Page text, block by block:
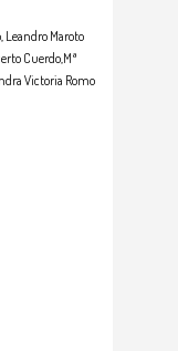
Leandro Maroto
Cuerdo,Mª
Victoria Romo